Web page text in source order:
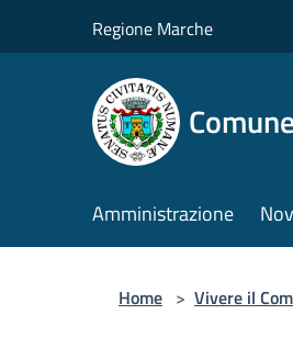
Regione Marche
Amministrazione
Home > Vivere il